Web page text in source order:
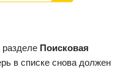
разделе Поисковая
в списке снова должен